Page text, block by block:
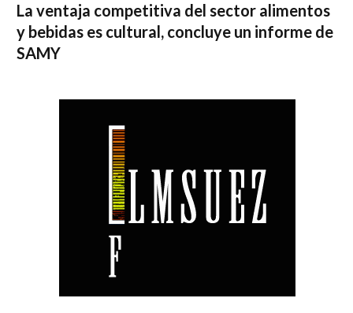
La ventaja competitiva del sector alimentos
y bebidas es cultural, concluye un informe de
SAMY